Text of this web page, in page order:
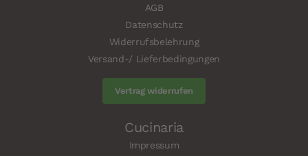
AGB
Datenschutz
Widerrufsbelehrung
Versand-/ Lieferbedingungen
Vertrag widerrufen
Cucinaria
Impressum